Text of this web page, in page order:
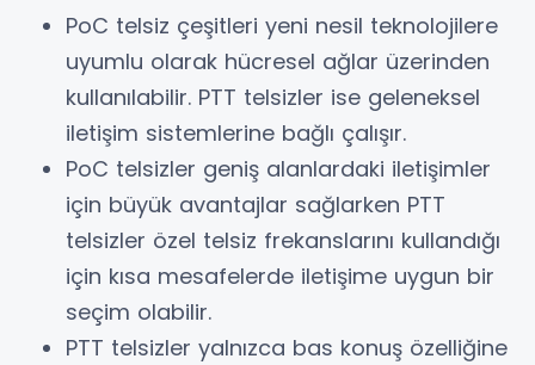
PoC telsiz çeşitleri yeni nesil teknolojilere
uyumlu olarak hücresel ağlar üzerinden
kullanılabilir. PTT telsizler ise geleneksel
iletişim sistemlerine bağlı çalışır.
PoC telsizler geniş alanlardaki iletişimler
için büyük avantajlar sağlarken PTT
telsizler özel telsiz frekanslarını kullandığı
için kısa mesafelerde iletişime uygun bir
seçim olabilir.
PTT telsizler yalnızca bas konuş özelliğine